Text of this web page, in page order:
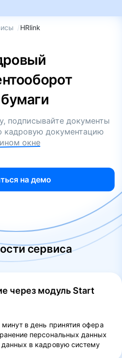
/HRlink
подписывайте документы
кадровую документацию
окне
на демо
сервиса
через модуль Start
в день принятия офера
персональных данных
данных в кадровую систему